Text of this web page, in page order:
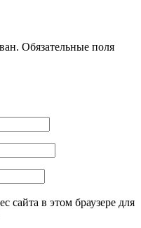
Обязательные поля
сайта в этом браузере для